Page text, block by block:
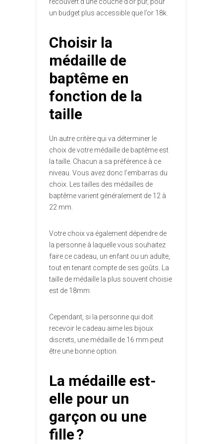
recouvert d’une couche d’or pur, pour
un budget plus accessible que l’or 18k.
Choisir la
médaille de
baptême en
fonction de la
taille
Un autre critère qui va déterminer le
choix de votre médaille de baptême est
la taille. Chacun a sa préférence à ce
niveau. Vous avez donc l’embarras du
choix. Les tailles des médailles de
baptême varient généralement de 12 à
22 mm.
Votre choix va également dépendre de
la personne à laquelle vous souhaitez
faire ce cadeau, un enfant ou un adulte,
tout en tenant compte de ses goûts. La
taille de médaille la plus souvent choisie
est de 18mm.
Cependant, si la personne qui doit
recevoir le cadeau aime les bijoux
discrets, une médaille de 16 mm peut
être une bonne option.
La médaille est-
elle pour un
garçon ou une
fille ?